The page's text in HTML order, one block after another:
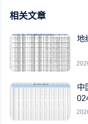
相关文章
地
中